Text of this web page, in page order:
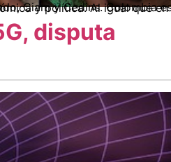
disputa